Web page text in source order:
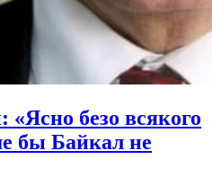
безо всякого
бы Байкал не